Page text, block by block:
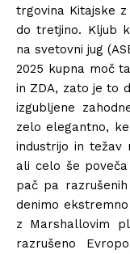
trgovina Kitajske
do tretjino. Kljub
na svetovni jug
2025 kupna moč
in ZDA, zato je to
izgubljene
zelo elegantno,
industrijo in težav
ali celo še
pač pa
denimo
z Marshallovim
razrušeno